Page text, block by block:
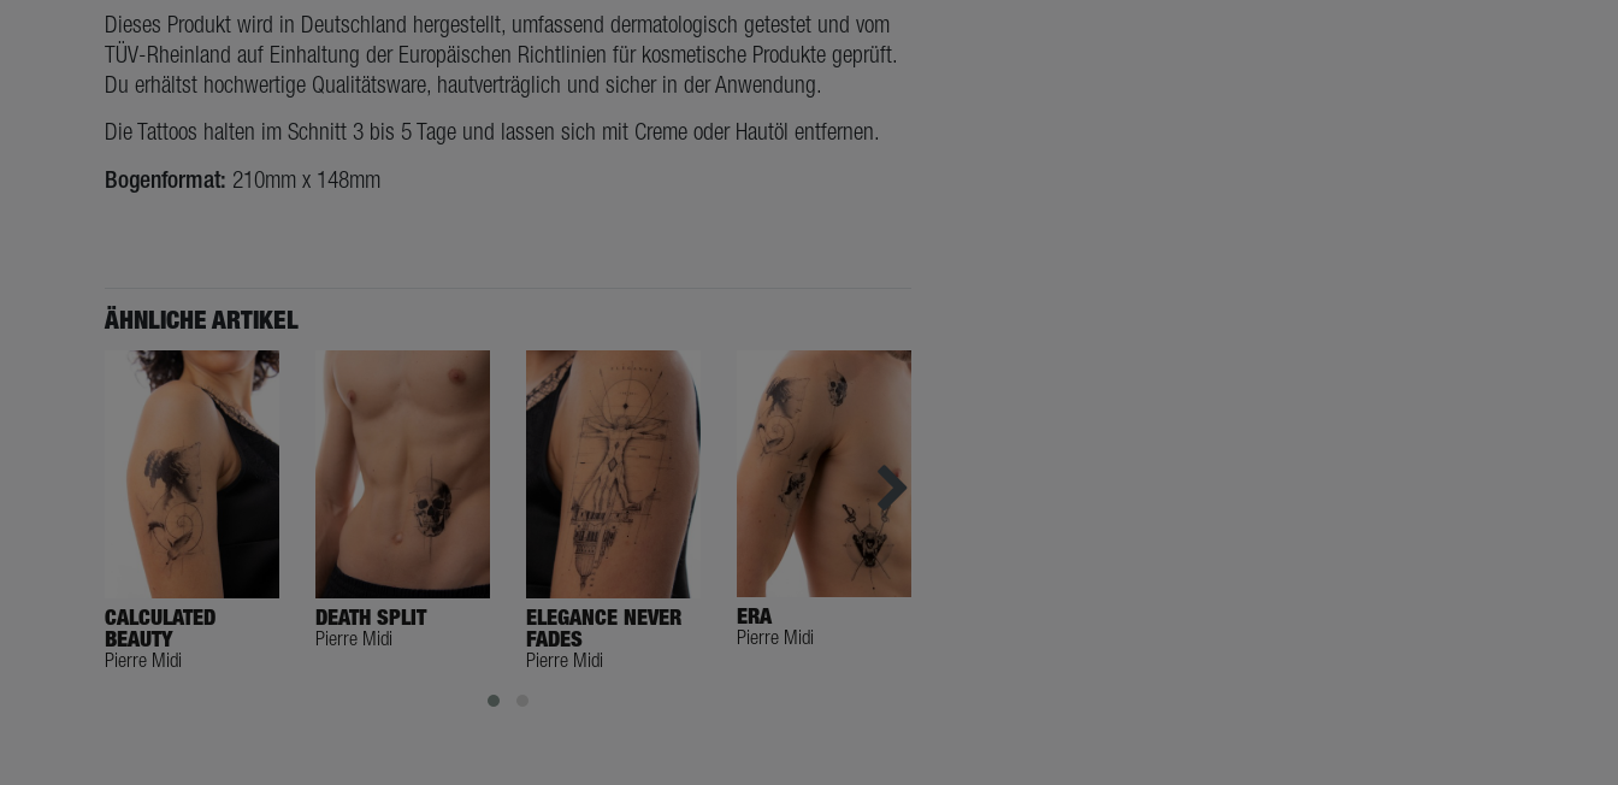
Dieses Produkt wird in Deutschland hergestellt, umfassend dermatologisch getestet und vom
TÜV-Rheinland auf Einhaltung der Europäischen Richtlinien für kosmetische Produkte geprüft.
Du erhältst hochwertige Qualitätsware, hautverträglich und sicher in der Anwendung.
Die Tattoos halten im Schnitt 3 bis 5 Tage und lassen sich mit Creme oder Hautöl entfernen.
Bogenformat: 210mm x 148mm
ÄHNLICHE ARTIKEL
CALCULATED
BEAUTY
Pierre Midi
DEATH SPLIT
Pierre Midi
ELEGANCE NEVER
FADES
Pierre Midi
ERA
Pierre Midi